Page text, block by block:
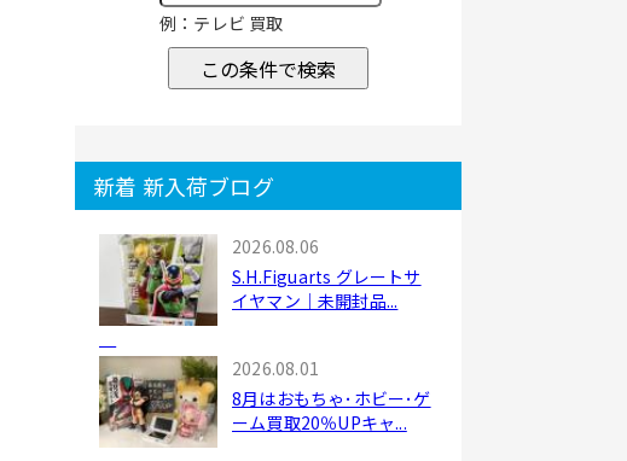
例：テレビ 買取
この条件で検索
新着 新入荷ブログ
2026.08.06
S.H.Figuarts グレートサ
イヤマン｜未開封品...
2026.08.01
8月はおもちゃ･ホビー･ゲ
ーム買取20％UPキャ...